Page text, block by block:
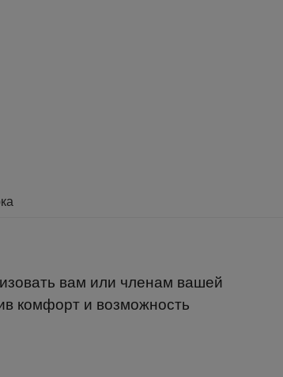
вам или членам вашей
комфорт и возможность